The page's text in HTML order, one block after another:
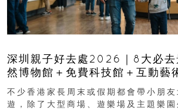
深圳親子好去處2026｜8大必去
然博物館＋免費科技館＋互動藝
齡、交通、門票、開放時間
不少香港家長周末或假期都會帶小朋友
遊，除了大型商場、遊樂場及主題樂